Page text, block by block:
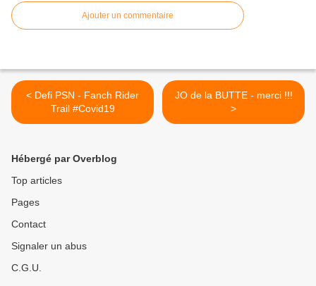
Ajouter un commentaire
< Defi PSN - Fanch Rider
Trail #Covid19
JO de la BUTTE - merci !!!
>
Hébergé par Overblog
Top articles
Pages
Contact
Signaler un abus
C.G.U.